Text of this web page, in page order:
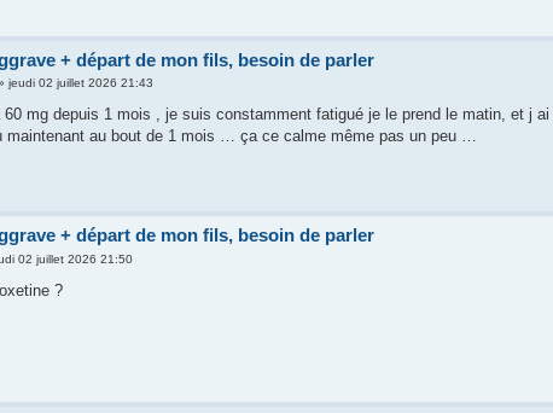
+ départ de mon fils, besoin de parler
jeudi 02 juillet 2026 21:43
60 mg depuis 1 mois , je suis constamment fatigué je le prend le matin, et j
maintenant au bout de 1 mois … ça ce calme même pas un peu …
+ départ de mon fils, besoin de parler
02 juillet 2026 21:50
?